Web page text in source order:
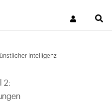
Intelligenz
2: